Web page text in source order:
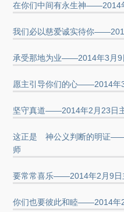
在你们中间有永生神——2014
我们必以慈爱诚实待你
承受那地为业——2014年3月9
愿主引导你们的心——2014年
坚守真道——2014年2月23日
这正是 神公义判断的明证
师
要常常喜乐——2014年2月9日
你们也要彼此和睦——2014年